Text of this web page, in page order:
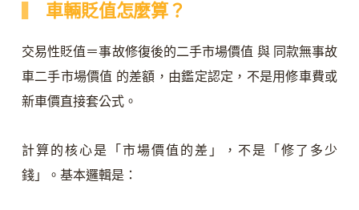
車輛貶值怎麼算？
交易性貶值＝事故修復後的二手市場價值 與 同款無事故
車二手市場價值 的差額，由鑑定認定，不是用修車費或
新車價直接套公式。
計算的核心是「市場價值的差」，不是「修了多少
錢」。基本邏輯是：